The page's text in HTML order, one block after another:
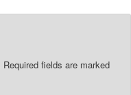
Required fields are marked